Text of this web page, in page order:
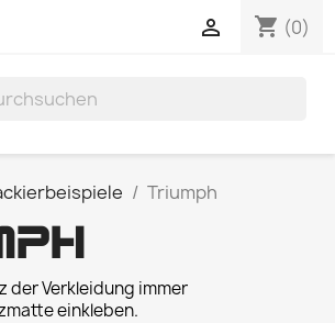
shopping_cart (0)

Triumph
der Verkleidung immer
einkleben.